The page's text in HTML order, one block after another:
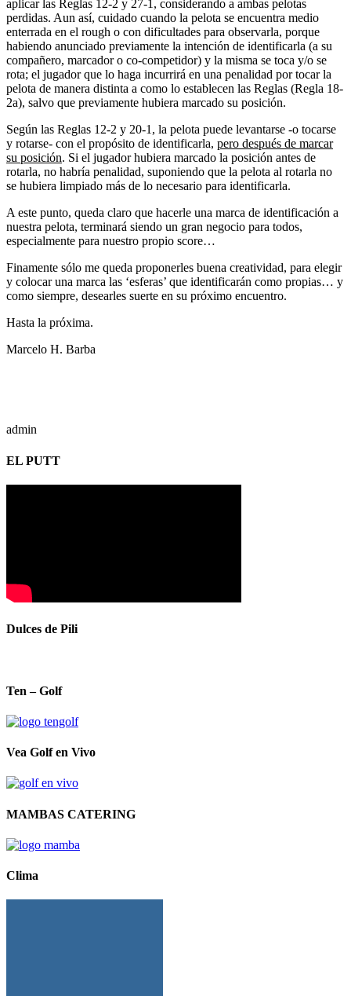
aplicar las Reglas 12-2 y 27-1, considerando a ambas pelotas
perdidas. Aun así, cuidado cuando la pelota se encuentra medio
enterrada en el rough o con dificultades para observarla, porque
habiendo anunciado previamente la intención de identificarla (a su
compañero, marcador o co-competidor) y la misma se toca y/o se
rota; el jugador que lo haga incurrirá en una penalidad por tocar la
pelota de manera distinta a como lo establecen las Reglas (Regla 18-
2a), salvo que previamente hubiera marcado su posición.
Según las Reglas 12-2 y 20-1, la pelota puede levantarse -o tocarse
y rotarse- con el propósito de identificarla, pero después de marcar
su posición. Si el jugador hubiera marcado la posición antes de
rotarla, no habría penalidad, suponiendo que la pelota al rotarla no
se hubiera limpiado más de lo necesario para identificarla.
A este punto, queda claro que hacerle una marca de identificación a
nuestra pelota, terminará siendo un gran negocio para todos,
especialmente para nuestro propio score…
Finamente sólo me queda proponerles buena creatividad, para elegir
y colocar una marca las ‘esferas’ que identificarán como propias… y
como siempre, desearles suerte en su próximo encuentro.
Hasta la próxima.
Marcelo H. Barba
admin
EL PUTT
Dulces de Pili
Ten – Golf
Vea Golf en Vivo
MAMBAS CATERING
Clima